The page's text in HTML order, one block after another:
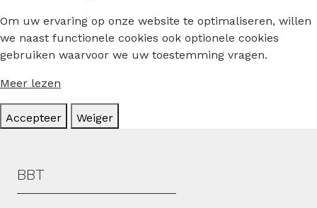
Om uw ervaring op onze website te optimaliseren, willen
we naast functionele cookies ook optionele cookies
gebruiken waarvoor we uw toestemming vragen.
Meer lezen
Accepteer Weiger
Hoofdmenu
BBT